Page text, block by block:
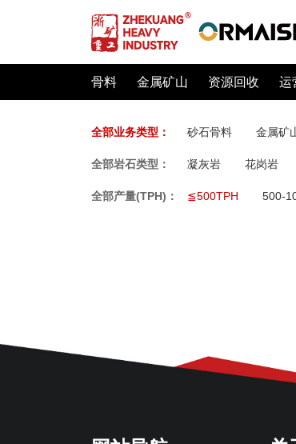
骨料 金属矿山 资源回收 运
全部业务类型： 砂石骨料 金属矿
全部岩石类型： 凝灰岩 花岗岩
全部产量(TPH)： ≦500TPH 500-